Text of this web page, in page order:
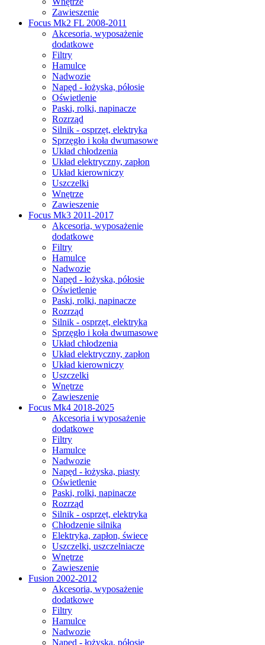
Zawieszenie
Focus Mk2 FL 2008-2011
Akcesoria, wyposażenie
dodatkowe
Filtry
Hamulce
Nadwozie
Napęd - łożyska, półosie
Oświetlenie
Paski, rolki, napinacze
Rozrząd
Silnik - osprzęt, elektryka
Sprzęgło i koła dwumasowe
Układ chłodzenia
Układ elektryczny, zapłon
Układ kierowniczy
Uszczelki
Wnętrze
Zawieszenie
Focus Mk3 2011-2017
Akcesoria, wyposażenie
dodatkowe
Filtry
Hamulce
Nadwozie
Napęd - łożyska, półosie
Oświetlenie
Paski, rolki, napinacze
Rozrząd
Silnik - osprzęt, elektryka
Sprzęgło i koła dwumasowe
Układ chłodzenia
Układ elektryczny, zapłon
Układ kierowniczy
Uszczelki
Wnętrze
Zawieszenie
Focus Mk4 2018-2025
Akcesoria i wyposażenie
dodatkowe
Filtry
Hamulce
Nadwozie
Napęd - łożyska, piasty
Oświetlenie
Paski, rolki, napinacze
Rozrząd
Silnik - osprzęt, elektryka
Chłodzenie silnika
Elektryka, zapłon, świece
Uszczelki, uszczelniacze
Wnętrze
Zawieszenie
Fusion 2002-2012
Akcesoria, wyposażenie
dodatkowe
Filtry
Hamulce
Nadwozie
Napęd - łożyska, półosie